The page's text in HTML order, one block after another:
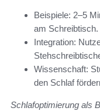
Beispiele: 2–5
am Schreibtisch.
Integration:
Wissenschaft:
den Schlaf
Schlafoptimierung als